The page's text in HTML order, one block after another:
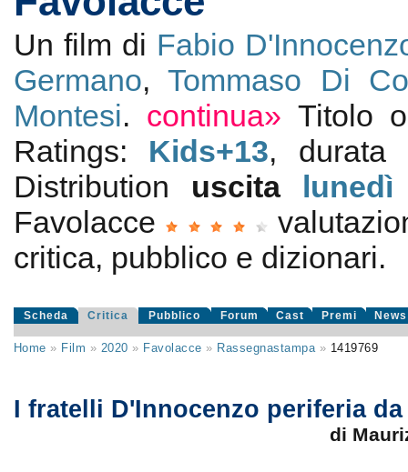
Un film di Fabio
Germano,Tommaso Di
Montesi. continua» Titolo
Ratings: Kids+13,
Distribution uscita lunedì
Favolacce
critica, pubblico e dizionari.
Scheda Critica Pubblico Forum Cast Premi News
Home » Film » 2020 » Favolacce » Rassegnastampa» 1419769
I fratelli D'Innocenzo periferia
di